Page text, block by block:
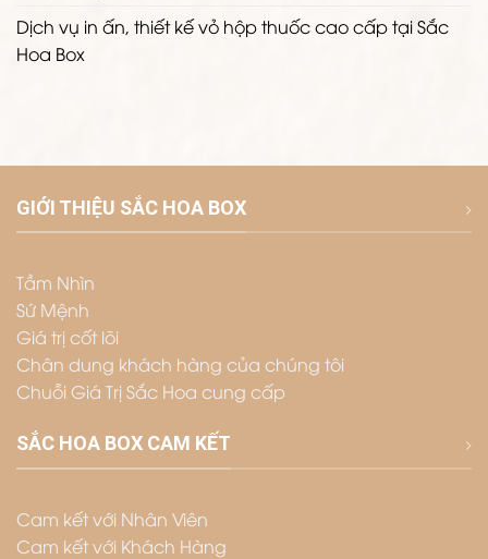
Dịch vụ in ấn, thiết kế vỏ hộp thuốc cao cấp tại Sắc
Hoa Box
GIỚI THIỆU SẮC HOA BOX
Tầm Nhìn
Sứ Mệnh
Giá trị cốt lõi
Chân dung khách hàng của chúng tôi
Chuỗi Giá Trị Sắc Hoa cung cấp
SẮC HOA BOX CAM KẾT
Cam kết với Nhân Viên
Cam kết với Khách Hàng